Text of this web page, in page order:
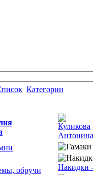
Категории
обручи
Накидки -